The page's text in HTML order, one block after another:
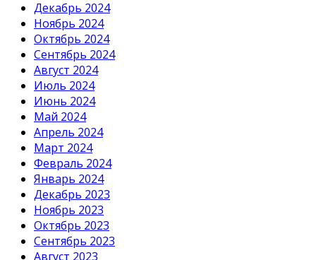
Декабрь 2024
Ноябрь 2024
Октябрь 2024
Сентябрь 2024
Август 2024
Июль 2024
Июнь 2024
Май 2024
Апрель 2024
Март 2024
Февраль 2024
Январь 2024
Декабрь 2023
Ноябрь 2023
Октябрь 2023
Сентябрь 2023
Август 2023